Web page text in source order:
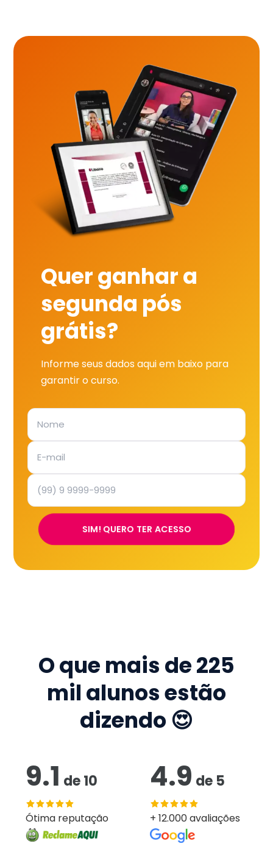
Quer ganhar a
segunda pós
grátis?
Informe seus dados aqui em baixo para
garantir o curso.
SIM! QUERO TER ACESSO
O que mais de225
mil alunos estão
dizendo 😍
9.1 de10
Ótima reputação
4.9 de 5
+ 12.000 avaliações